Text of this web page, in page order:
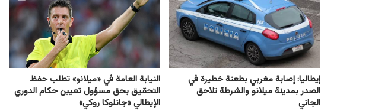
إيطاليا: إصابة مغربي بطعنة خطيرة في
الصدر بمدينة ميلانو والشرطة تلاحق
الجاني
النيابة العامة في «ميلانو» تطلب حفظ
التحقيق بحق مسؤول تعيين حكام الدوري
الإيطالي «جانلوكا روكي»